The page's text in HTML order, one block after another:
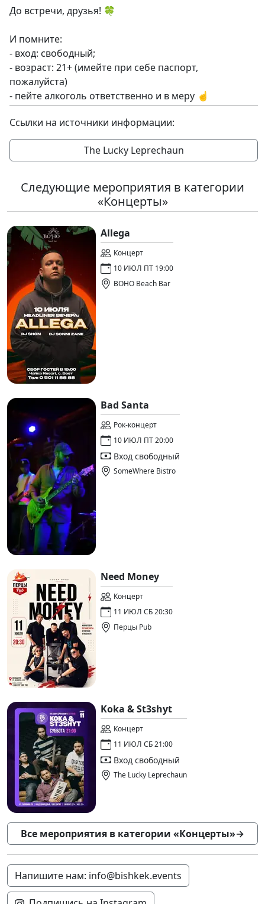
До встречи, друзья! 🍀
И помните:
- вход: свободный;
- возраст: 21+ (имейте при себе паспорт,
пожалуйста)
- пейте алкоголь ответственно и в меру ☝️
Ссылки на источники информации:
The Lucky Leprechaun
Следующие мероприятия в категории
«Концерты»
Allega
Концерт
10 ИЮЛ ПТ 19:00
BOHO Beach Bar
Bad Santa
Рок-концерт
10 ИЮЛ ПТ 20:00
Вход свободный
SomeWhere Bistro
Need Money
Концерт
11 ИЮЛ СБ 20:30
Перцы Pub
Koka & St3shyt
Концерт
11 ИЮЛ СБ 21:00
Вход свободный
The Lucky Leprechaun
Все мероприятия в категории «Концерты»→
Напишите нам: info@bishkek.events